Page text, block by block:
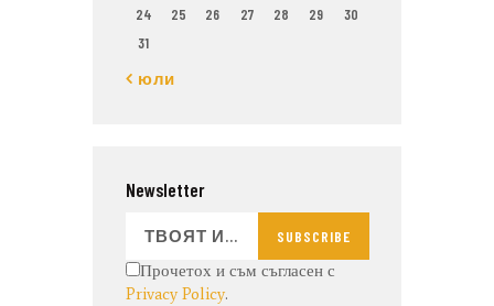
24
25 26 27 28 29
30
31
« юли
Newsletter
SUBSCRIBE
Прочетох и съм съгласен с
Privacy Policy.